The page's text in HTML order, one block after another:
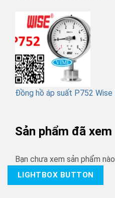
Đồng hồ áp suất P752 Wise
Sản phẩm đã xem
Bạn chưa xem sản phẩm
LIGHTBOX BUTTON